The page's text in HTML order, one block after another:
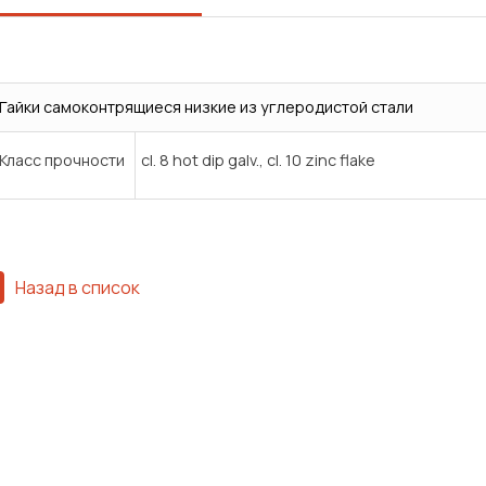
Гайки самоконтрящиеся низкие из углеродистой стали
Класс прочности cl. 8 hot dip galv., cl. 10 zinc flake
Назад в список